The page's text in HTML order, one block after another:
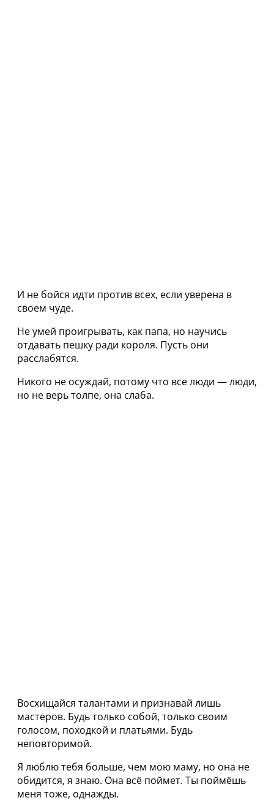
И не бойся идти против всех, если уверена в
своем чуде.
Не умей проигрывать, как папа, но научись
отдавать пешку ради короля. Пусть они
расслабятся.
Никого не осуждай, потому что все люди — люди,
но не верь толпе, она слаба.
Восхищайся талантами и признавай лишь
мастеров. Будь только собой, только своим
голосом, походкой и платьями. Будь
неповторимой.
Я люблю тебя больше, чем мою маму, но она не
обидится, я знаю. Она всё поймет. Ты поймёшь
меня тоже, однажды.